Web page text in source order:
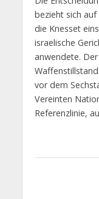
bezieht sich
die Knesset
israelische
anwendete.
vor dem
Vereinten
Referenzlinie,